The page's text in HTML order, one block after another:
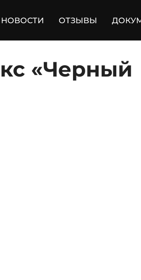
НОВОСТИ ОТЗЫВЫ
«Черный